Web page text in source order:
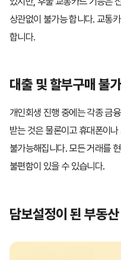
상관없이 불가능 합니다. 교통
합니다.
대출 및 할부구매 불가
개인회생 진행 중에는 각종 금
받는 것은 물론이고 휴대폰이
불가능해집니다. 모든 거래를
불편함이 있을 수 있습니다.
담보설정이 된 부동